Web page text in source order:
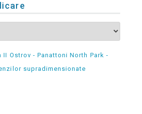
II Ostrov - Panattoni North Park -
supradimensionate